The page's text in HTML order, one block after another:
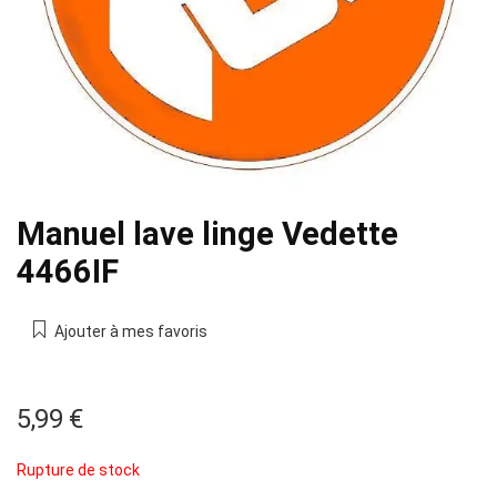
Manuel lave linge Vedette
4466IF
Ajouter à mes favoris
5,99 €
Rupture de stock